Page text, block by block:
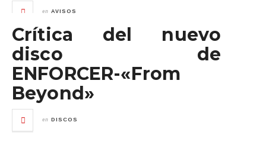
en AVISOS
Crítica del nuevo
disco de
ENFORCER-«From
Beyond»
en DISCOS